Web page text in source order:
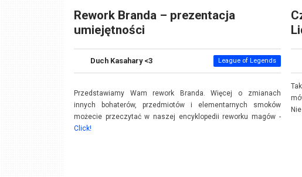
Rework Branda – prezentacja
umiejętności
Duch Kasahary <3 League of Legends
Przedstawiamy Wam rework Branda. Więcej o zmianach
innych bohaterów, przedmiotów i elementarnych smoków
możecie przeczytać w naszej encyklopedii reworku magów -
Click!